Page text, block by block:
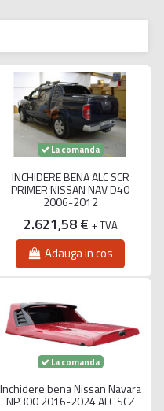
La comanda
INCHIDERE BENA ALC SCR
PRIMER NISSAN NAV D40
2006-2012
2.621,58 € + TVA
Adauga in cos
La comanda
Inchidere bena Nissan Navara
NP300 2016-2024 ALC SCZ